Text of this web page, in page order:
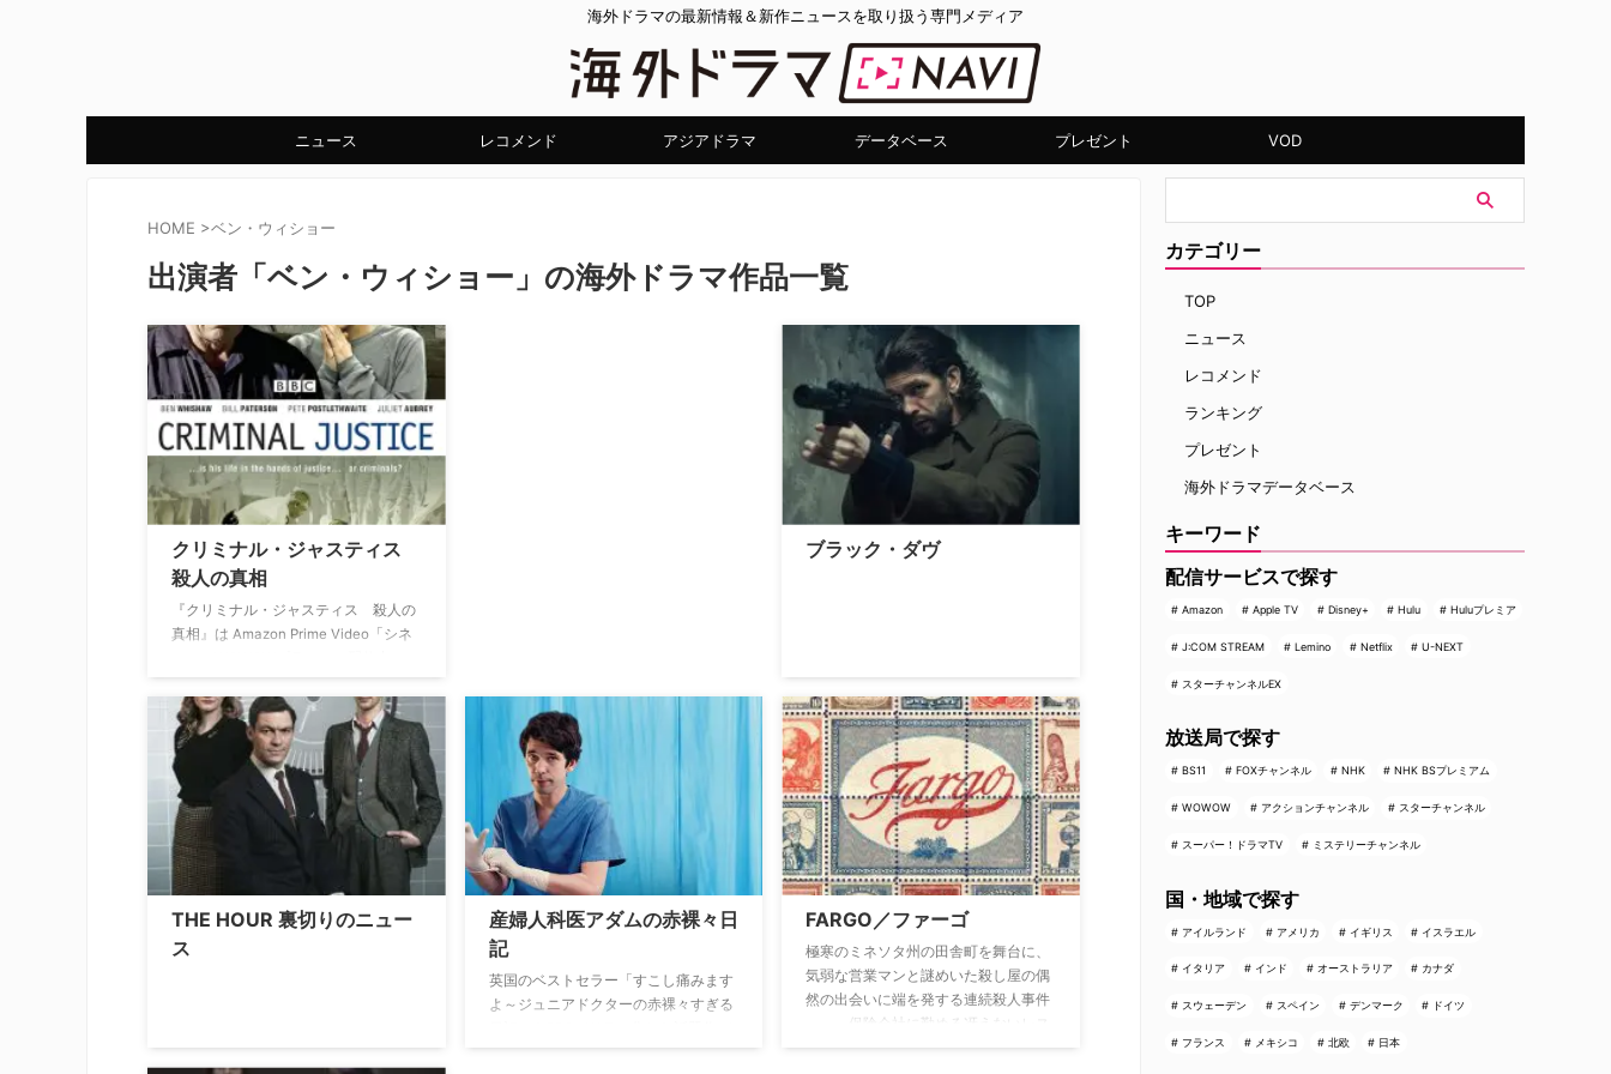
海外ドラマの最新情報＆新作ニュースを取り扱う専門メディア
ニュース レコメンド アジアドラマ データベース プレゼント VOD
HOME >ベン・ウィショー
出演者「ベン・ウィショー」の海外ドラマ作品一覧
クリミナル・ジャスティス
殺人の真相
『クリミナル・ジャスティス 殺人の
真相』は Amazon Prime Video「シネ
ブラック・ダヴ
THE HOUR 裏切りのニュー
ス
産婦人科医アダムの赤裸々日
記
英国のベストセラー「すこし痛みます
よ～ジュニアドクターの赤裸々すぎる
FARGO／ファーゴ
極寒のミネソタ州の田舎町を舞台に、
気弱な営業マンと謎めいた殺し屋の偶
然の出会いに端を発する連続殺人事件
――。保険会社に勤める冴えないレス
カテゴリー
TOP
ニュース
レコメンド
ランキング
プレゼント
海外ドラマデータベース
キーワード
配信サービスで探す
Amazon Apple TV Disney+ Hulu Huluプレミア
J:COM STREAM Lemino Netflix U-NEXT
スターチャンネルEX
放送局で探す
BS11 FOXチャンネル NHK NHK BSプレミアム
WOWOW アクションチャンネル スターチャンネル
スーパー！ドラマTV ミステリーチャンネル
国・地域で探す
アイルランド アメリカ イギリス イスラエル
イタリア インド オーストラリア カナダ
スウェーデン スペイン デンマーク ドイツ
フランス メキシコ 北欧 日本